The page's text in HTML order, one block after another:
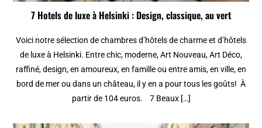
7 Hotels de luxe à Helsinki : Design, classique, au vert
Voici notre sélection de chambres d’hôtels de charme et d’hôtels
de luxe à Helsinki. Entre chic, moderne, Art Nouveau, Art Déco,
raffiné, design, en amoureux, en famille ou entre amis, en ville, en
bord de mer ou dans un château, il y en a pour tous les goûts! À
partir de 104 euros. 7 Beaux […]